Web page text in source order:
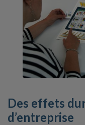
Des effets
d’entreprise